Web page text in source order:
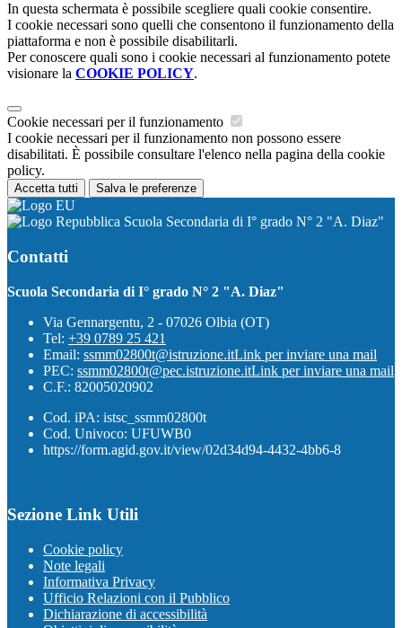
In questa schermata è possibile scegliere quali cookie consentire.
I cookie necessari sono quelli che consentono il funzionamento della
piattaforma e non è possibile disabilitarli.
Per conoscere quali sono i cookie necessari al funzionamento potete
visionare la COOKIE POLICY.
Cookie necessari per il funzionamento
I cookie necessari per il funzionamento non possono essere
disabilitati. È possibile consultare l'elenco nella pagina della cookie
policy.
Accetta tutti Salva le preferenze
Scuola Secondaria di I° grado N° 2 "A. Diaz"
Contatti
Scuola Secondaria di I° grado N° 2 "A. Diaz"
Via Gennargentu, 2 - 07026 Olbia (OT)
Tel: +39 0789 25 421
Email: ssmm02800t@istruzione.itLink per inviare una mail
PEC: ssmm02800t@pec.istruzione.itLink per inviare una mail
C.F.: 82005020902
Cod. iPA: istsc_ssmm02800t
Cod. Univoco: UFUWB0
https://form.agid.gov.it/view/02d34d94-4432-4bb6-8
Sezione Link Utili
Cookie policy
Note legali
Informativa Privacy
Ufficio Relazioni con il Pubblico
Dichiarazione di accessibilità